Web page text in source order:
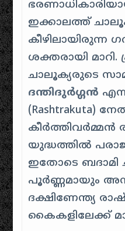
ഇക്കാലത്ത്
കീഴിലായിരുന്ന
ശക്തരായി മാറി.
ചാലൂക്യരുടെ
ദന്തിദുർഗ്ഗൻ
(Rashtrakuta)
കീർത്തിവർമ്മൻ
യുദ്ധത്തിൽ
ഇതോടെ ബദാമി
പൂർണ്ണമായും
ദക്ഷിണേന്ത്യ
കൈകളിലേക്ക്